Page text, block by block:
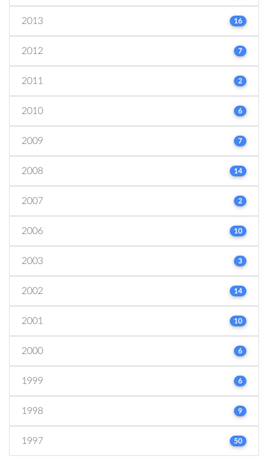
2013 16
2012 7
2011 2
2010 6
2009 7
2008 14
2007 2
2006 10
2003 3
2002 14
2001 10
2000 6
1999 6
1998 9
1997 50